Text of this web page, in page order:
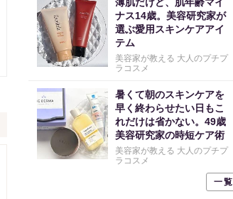
ナス14歳。美容研究家が
選ぶ愛用スキンケアアイ
テム
美容家が教える 大人のプチプ
ラコスメ
暑くて朝のスキンケアを
早く終わらせたい日もこ
れだけは省かない。49歳
美容研究家の時短ケア術
美容家が教える 大人のプチプ
ラコスメ
一覧